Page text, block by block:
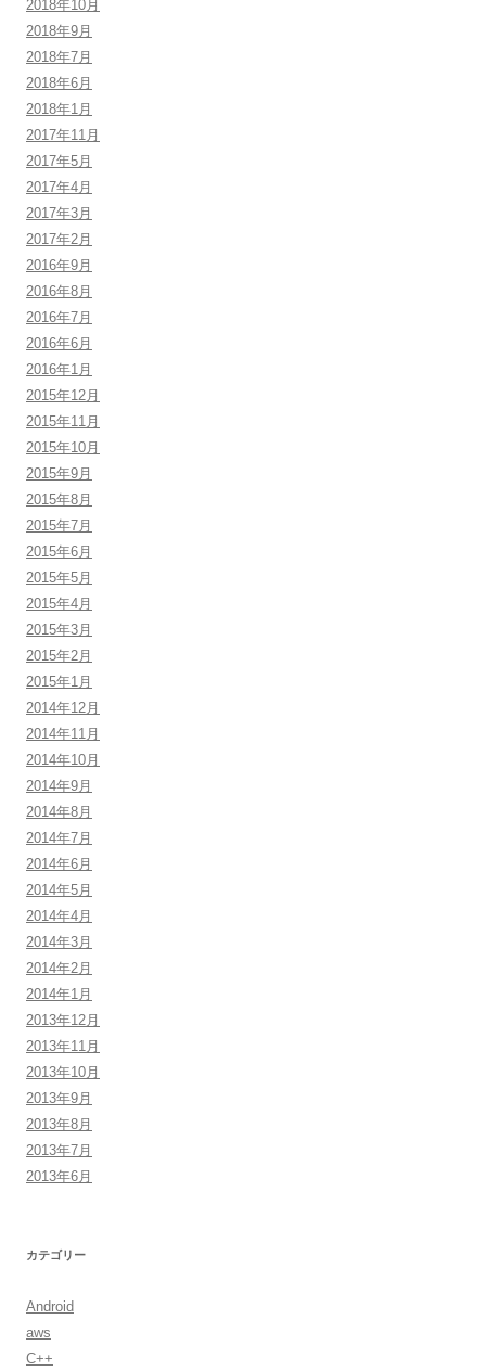
2018年10月
2018年9月
2018年7月
2018年6月
2018年1月
2017年11月
2017年5月
2017年4月
2017年3月
2017年2月
2016年9月
2016年8月
2016年7月
2016年6月
2016年1月
2015年12月
2015年11月
2015年10月
2015年9月
2015年8月
2015年7月
2015年6月
2015年5月
2015年4月
2015年3月
2015年2月
2015年1月
2014年12月
2014年11月
2014年10月
2014年9月
2014年8月
2014年7月
2014年6月
2014年5月
2014年4月
2014年3月
2014年2月
2014年1月
2013年12月
2013年11月
2013年10月
2013年9月
2013年8月
2013年7月
2013年6月
カテゴリー
Android
aws
C++